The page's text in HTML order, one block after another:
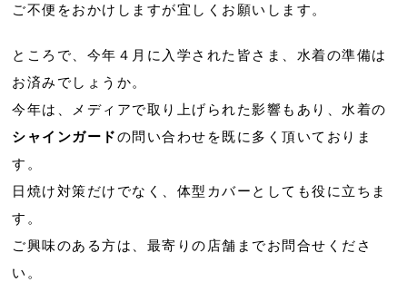
ご不便をおかけしますが宜しくお願いします。
ところで、今年４月に入学された皆さま、水着の準備は
お済みでしょうか。
今年は、メディアで取り上げられた影響もあり、水着の
シャインガードの問い合わせを既に多く頂いておりま
す。
日焼け対策だけでなく、体型カバーとしても役に立ちま
す。
ご興味のある方は、最寄りの店舗までお問合せくださ
い。